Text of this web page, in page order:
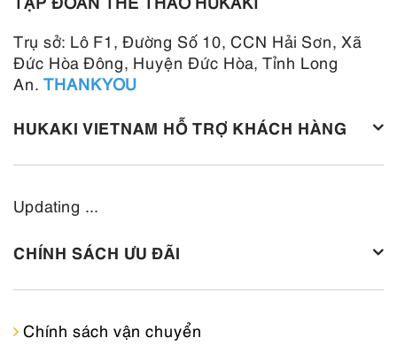
Trụ sở: Lô F1, Đường Số 10, CCN Hải Sơn, Xã
Đức Hòa Đông, Huyện Đức Hòa, Tỉnh Long
An. THANKYOU
HUKAKI VIETNAM HỖ TRỢ KHÁCH HÀNG
Updating ...
CHÍNH SÁCH ƯU ĐÃI
Chính sách vận chuyển